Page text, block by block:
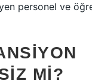
personel ve
MI?